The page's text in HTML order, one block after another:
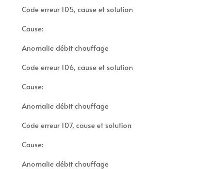
Code erreur 105, cause et solution
Cause:
Anomalie débit chauffage
Code erreur 106, cause et solution
Cause:
Anomalie débit chauffage
Code erreur 107, cause et solution
Cause:
Anomalie débit chauffage